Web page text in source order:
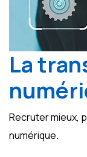
La
Recruter mieux,
numérique.